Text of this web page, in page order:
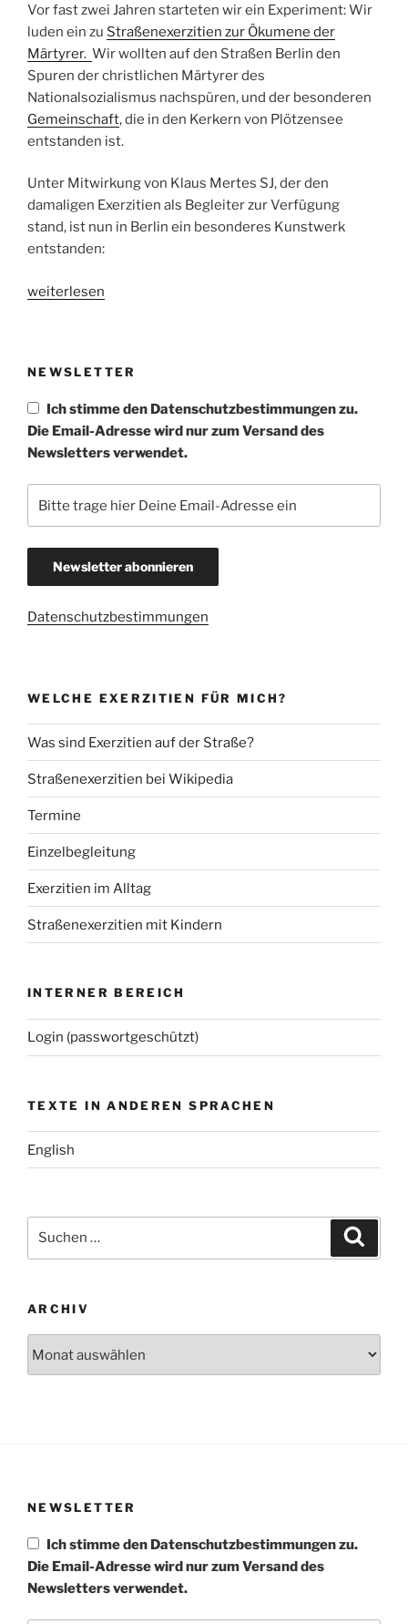
Vor fast zwei Jahren starteten wir ein Experiment: Wir
luden ein zu Straßenexerzitien zur Ökumene der
Märtyrer. Wir wollten auf den Straßen Berlin den
Spuren der christlichen Märtyrer des
Nationalsozialismus nachspüren, und der besonderen
Gemeinschaft, die in den Kerkern von Plötzensee
entstanden ist.
Unter Mitwirkung von Klaus Mertes SJ, der den
damaligen Exerzitien als Begleiter zur Verfügung
stand, ist nun in Berlin ein besonderes Kunstwerk
entstanden:
„Die
trägt“
weiterlesen
NEWSLETTER
Ich stimme den Datenschutzbestimmungen zu.
Die Email-Adresse wird nur zum Versand des
Newsletters verwendet.
Datenschutzbestimmungen
WELCHE EXERZITIEN FÜR MICH?
Was sind Exerzitien auf der Straße?
Straßenexerzitien bei Wikipedia
Termine
Einzelbegleitung
Exerzitien im Alltag
Straßenexerzitien mit Kindern
INTERNER BEREICH
Login (passwortgeschützt)
TEXTE IN ANDEREN SPRACHEN
English
nach:
ARCHIV
NEWSLETTER
Ich stimme den Datenschutzbestimmungen zu.
Die Email-Adresse wird nur zum Versand des
Newsletters verwendet.